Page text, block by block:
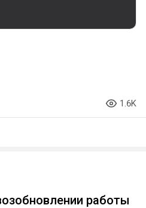
1.6K
работы